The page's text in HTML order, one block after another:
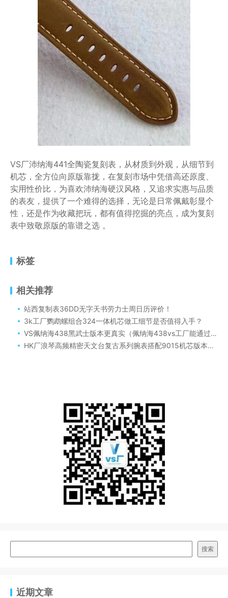
VS厂沛纳海441全陶瓷复刻表，从材质到外观，从细节到
机芯，全方位向原版靠拢，在复刻市场中凭借高还原度、
实用性价比，为喜欢沛纳海硬汉风格，又追求实惠与品质
的表友，提供了一个难得的选择，无论是日常佩戴彰显个
性，还是作为收藏把玩，都有值得挖掘的亮点，成为复刻
表中致敬原版的靠谱之选 。
标签
相关推荐
站西复制表36DD无字天书劳力士周日历评价！
3k工厂鹦鹉螺组合324一体机芯做工细节是否值得入手？
VS佩纳海438黑武士版本更真实（佩纳海438vs工厂能通过专柜吗？）
HK厂浪琴高频精密天文台复古系列腕表搭配9015机芯版本评测！
搜索
近期文章